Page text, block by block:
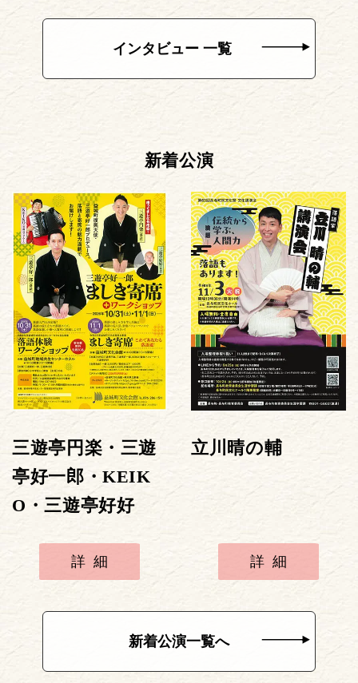
インタビュー 一覧
新着公演
三遊亭円楽・三遊
亭好一郎・KEIK
O・三遊亭好好
詳細
立川晴の輔
詳細
新着公演一覧へ